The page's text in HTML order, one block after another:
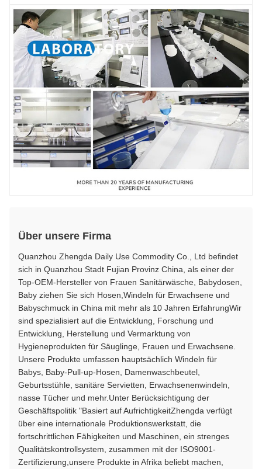
Über unsere Firma
Quanzhou Zhengda Daily Use Commodity Co., Ltd befindet
sich in Quanzhou Stadt Fujian Provinz China, als einer der
Top-OEM-Hersteller von Frauen Sanitärwäsche, Babydosen,
Baby ziehen Sie sich Hosen,Windeln für Erwachsene und
Babyschmuck in China mit mehr als 10 Jahren ErfahrungWir
sind spezialisiert auf die Entwicklung, Forschung und
Entwicklung, Herstellung und Vermarktung von
Hygieneprodukten für Säuglinge, Frauen und Erwachsene.
Unsere Produkte umfassen hauptsächlich Windeln für
Babys, Baby-Pull-up-Hosen, Damenwaschbeutel,
Geburtsstühle, sanitäre Servietten, Erwachsenenwindeln,
nasse Tücher und mehr.Unter Berücksichtigung der
Geschäftspolitik "Basiert auf AufrichtigkeitZhengda verfügt
über eine internationale Produktionswerkstatt, die
fortschrittlichen Fähigkeiten und Maschinen, ein strenges
Qualitätskontrollsystem, zusammen mit der ISO9001-
Zertifizierung,unsere Produkte in Afrika beliebt machen,